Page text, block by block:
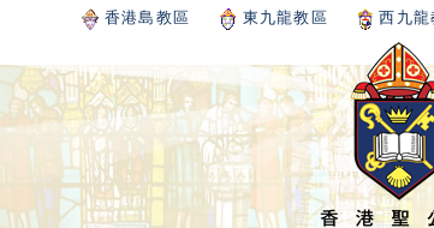
香港島教區 東九龍教區 西九龍